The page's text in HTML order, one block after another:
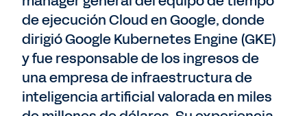
de ejecución Cloud en Google, donde
dirigió Google Kubernetes Engine (GKE)
y fue responsable de los ingresos de
una empresa de infraestructura de
inteligencia artificial valorada en miles